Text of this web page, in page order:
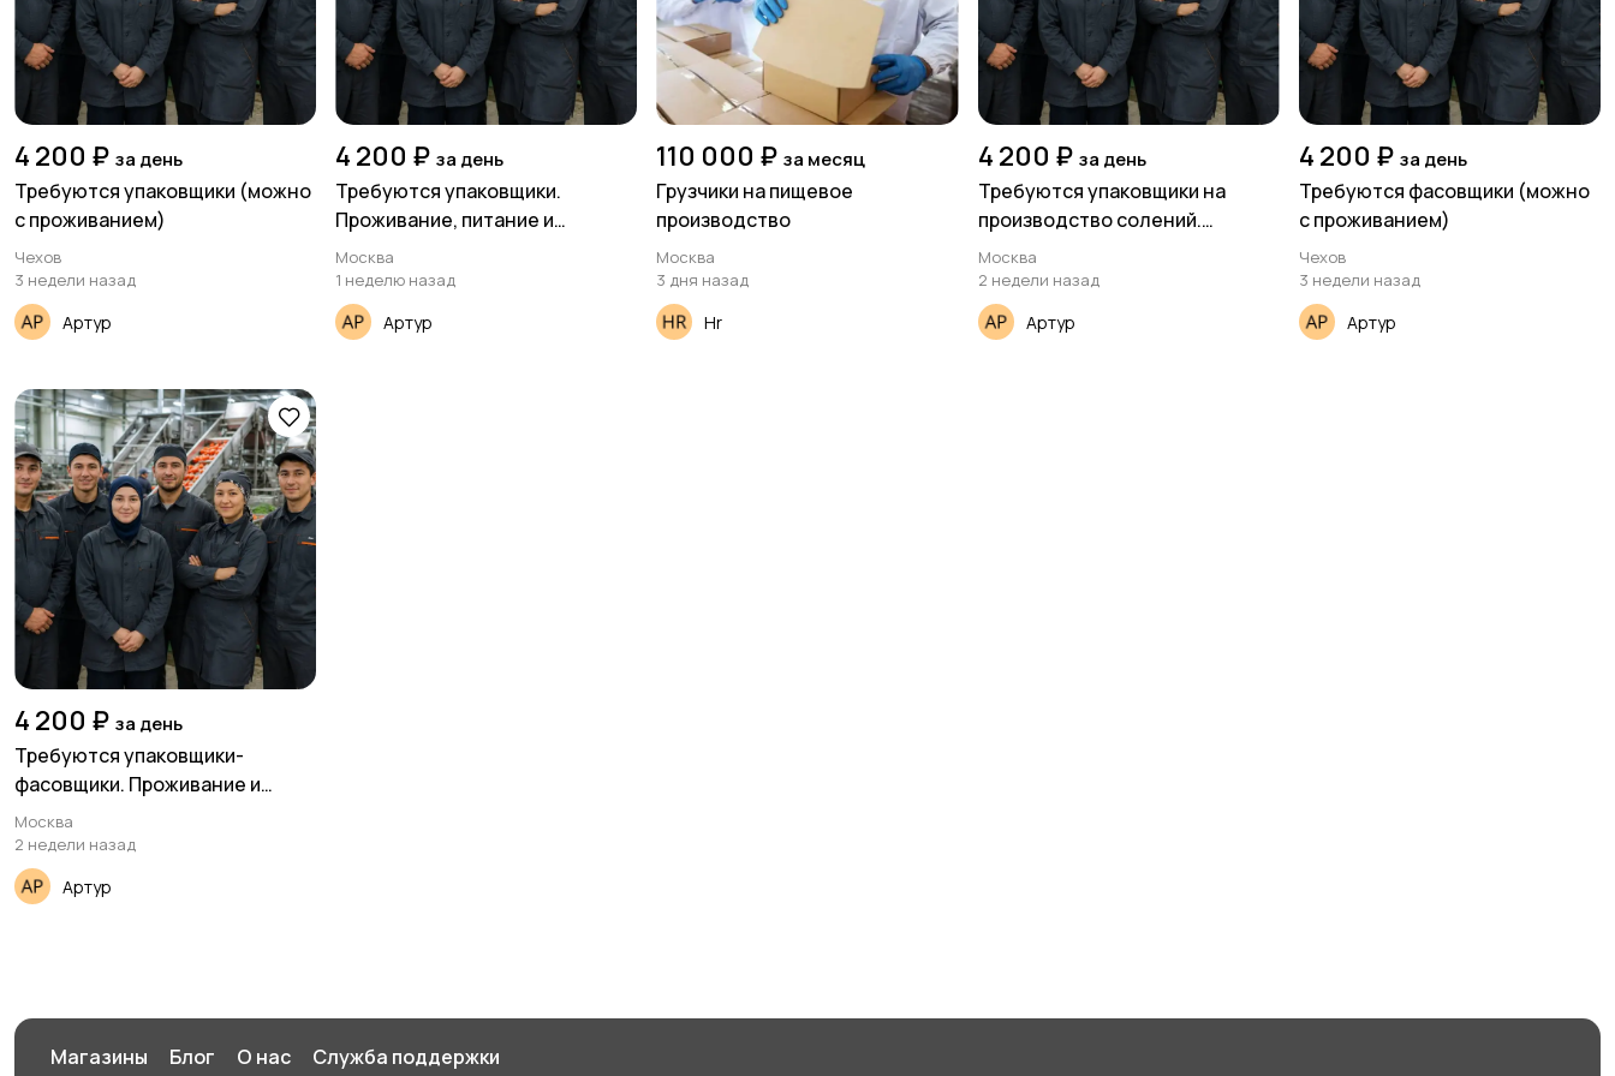
4 200 ₽ за день
Требуются упаковщики (можно
с проживанием)
Чехов
3 недели назад
Артур
4 200 ₽ за день
Требуются упаковщики.
Проживание, питание и
оформление мед.книжки
бесплатно
Москва
1 неделю назад
Артур
110 000 ₽ за месяц
Грузчики на пищевое
производство
Москва
3 дня назад
Hr
4 200 ₽ за день
Требуются упаковщики на
производство солений.
Проживание и питание
бесплатное
Москва
2 недели назад
Артур
4 200 ₽ за день
Требуются фасовщики (можно
с проживанием)
Чехов
3 недели назад
Артур
4 200 ₽ за день
Требуются упаковщики-
фасовщики. Проживание и
питание бесплатное
Москва
2 недели назад
Артур
Магазины Блог О нас Служба поддержки